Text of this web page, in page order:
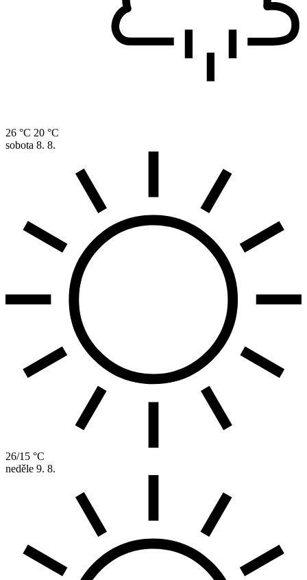
26 °C 20 °C
sobota 8. 8.
26/15 °C
neděle 9. 8.